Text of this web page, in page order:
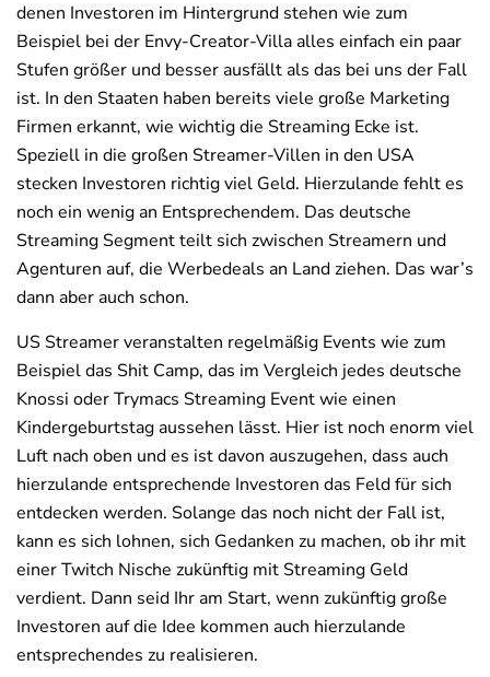
denen Investoren im Hintergrund stehen wie zum
Beispiel bei der Envy-Creator-Villa alles einfach ein paar
Stufen größer und besser ausfällt als das bei uns der Fall
ist. In den Staaten haben bereits viele große Marketing
Firmen erkannt, wie wichtig die Streaming Ecke ist.
Speziell in die großen Streamer-Villen in den USA
stecken Investoren richtig viel Geld. Hierzulande fehlt es
noch ein wenig an Entsprechendem. Das deutsche
Streaming Segment teilt sich zwischen Streamern und
Agenturen auf, die Werbedeals an Land ziehen. Das war’s
dann aber auch schon.
US Streamer veranstalten regelmäßig Events wie zum
Beispiel das Shit Camp, das im Vergleich jedes deutsche
Knossi oder Trymacs Streaming Event wie einen
Kindergeburtstag aussehen lässt. Hier ist noch enorm viel
Luft nach oben und es ist davon auszugehen, dass auch
hierzulande entsprechende Investoren das Feld für sich
entdecken werden. Solange das noch nicht der Fall ist,
kann es sich lohnen, sich Gedanken zu machen, ob ihr mit
einer Twitch Nische zukünftig mit Streaming Geld
verdient. Dann seid Ihr am Start, wenn zukünftig große
Investoren auf die Idee kommen auch hierzulande
entsprechendes zu realisieren.